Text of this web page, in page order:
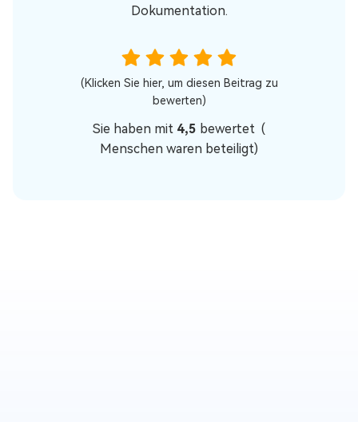
Dokumentation.
(Klicken Sie hier, um diesen Beitrag zu
bewerten)
Sie haben mit 4,5 bewertet (
Menschen waren beteiligt)